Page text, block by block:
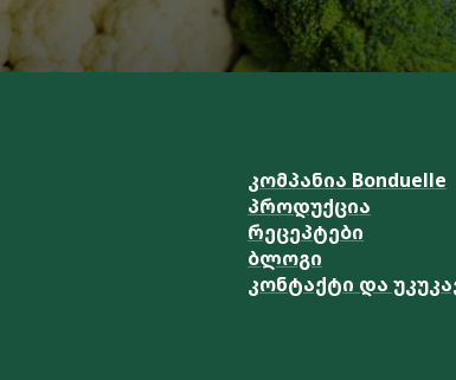
კომპანია Bonduelle
პროდუქცია
რეცეპტები
ბლოგი
კონტაქტი და